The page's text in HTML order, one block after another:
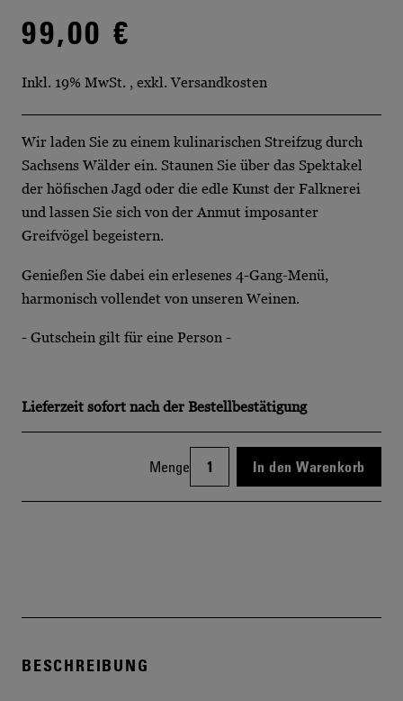
99,00 €
Inkl. 19% MwSt. , exkl.Versandkosten
Wir laden Sie zu einem kulinarischen Streifzug durch
Sachsens Wälder ein. Staunen Sie über das Spektakel
der höfischen Jagd oder die edle Kunst der Falknerei
und lassen Sie sich von der Anmut imposanter
Greifvögel begeistern.
Genießen Sie dabei ein erlesenes 4-Gang-Menü,
harmonisch vollendet von unseren Weinen.
- Gutschein gilt für eine Person -
Lieferzeit sofort nach der Bestellbestätigung
Menge In den Warenkorb
BESCHREIBUNG